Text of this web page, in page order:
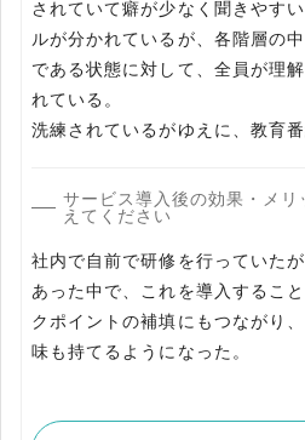
されていて癖が少なく聞きやす
ルが分かれているが、各階層の
である状態に対して、全員が理
れている。
洗練されているがゆえに、教育
サービス導入後の効果・メ
えてください
社内で自前で研修を行っていた
あった中で、これを導入するこ
クポイントの補填にもつながり
味も持てるようになった。